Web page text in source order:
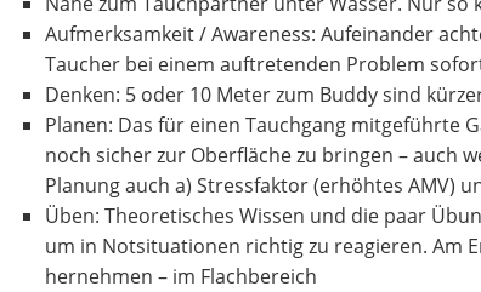
Aufmerksamkeit / Awareness: Aufeinander
Taucher bei einem auftretenden Problem
Denken: 5 oder 10 Meter zum Buddy sind
Planen: Das für einen Tauchgang mitgeführte
noch sicher zur Oberfläche zu bringen – auch
Planung auch a) Stressfaktor (erhöhtes AMV)
Üben: Theoretisches Wissen und die paar
um in Notsituationen richtig zu reagieren. Am
hernehmen – im Flachbereich